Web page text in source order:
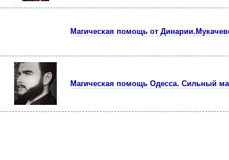
Магическая помощь от
Магическая помощь Одесса. Сильный